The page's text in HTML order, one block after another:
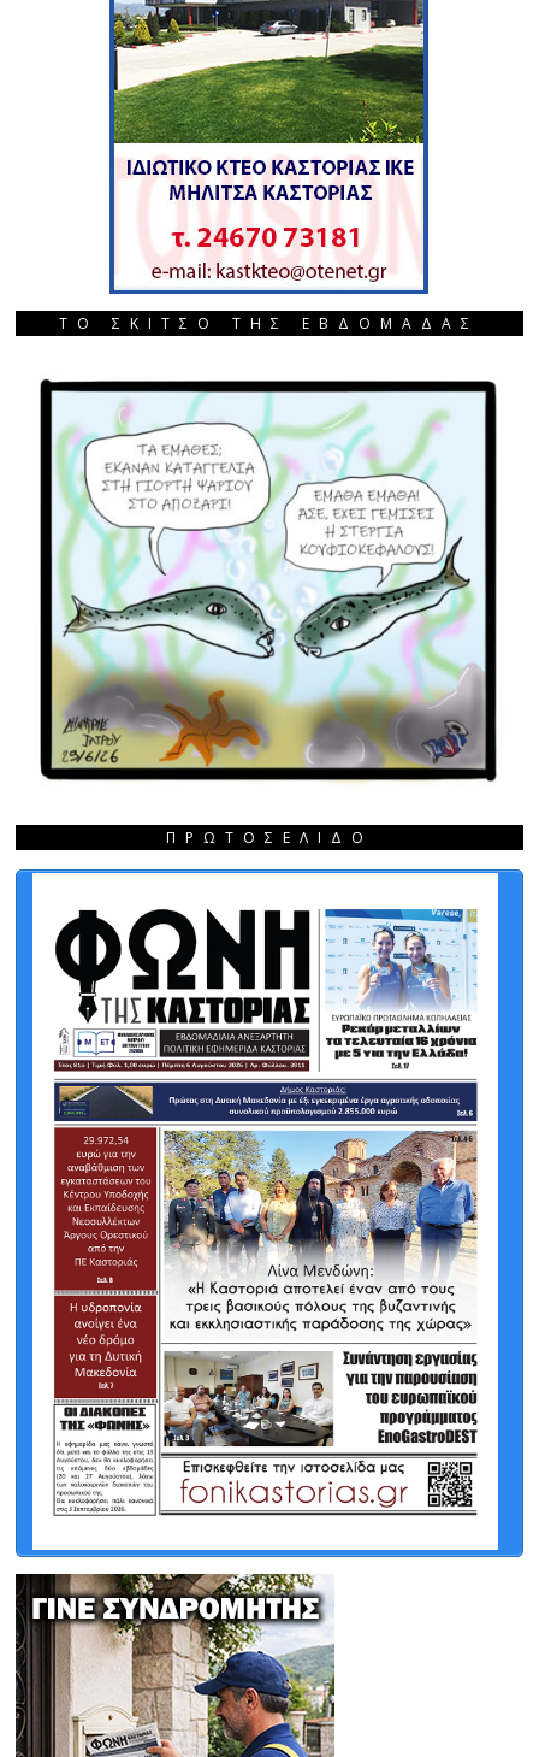
ΤΟ ΣΚΙΤΣΟ ΤΗΣ ΕΒΔΟΜΑΔΑΣ
ΠΡΩΤΟΣΈΛΙΔΟ